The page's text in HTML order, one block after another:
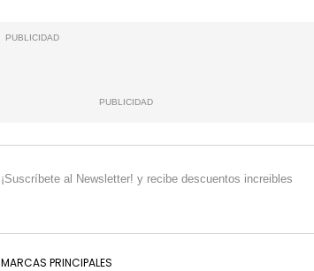
PUBLICIDAD
PUBLICIDAD
¡Suscríbete al Newsletter! y recibe descuentos increibles
MARCAS PRINCIPALES